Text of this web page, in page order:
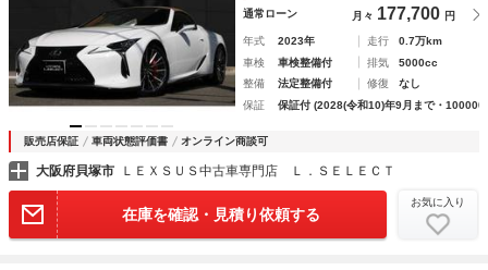
通常ローン 月々 177,700 円
年式 2023年 走行
0.7万km
車検
車検整備付 排気
5000cc
整備
法定整備付 修復
なし
保証
保証付 (2028(令和10)年9月まで・
販売店保証 車両状態評価書 オンライン商談可
大阪府貝塚市 ＬＥＸＳＵＳ中古車専門店 Ｌ．ＳＥＬＥＣＴ
在庫を確認・見積り依頼する
お気に入り